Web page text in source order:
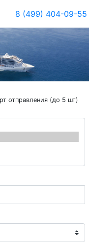
8 (499) 404-09-55
отправления (до 5 шт)